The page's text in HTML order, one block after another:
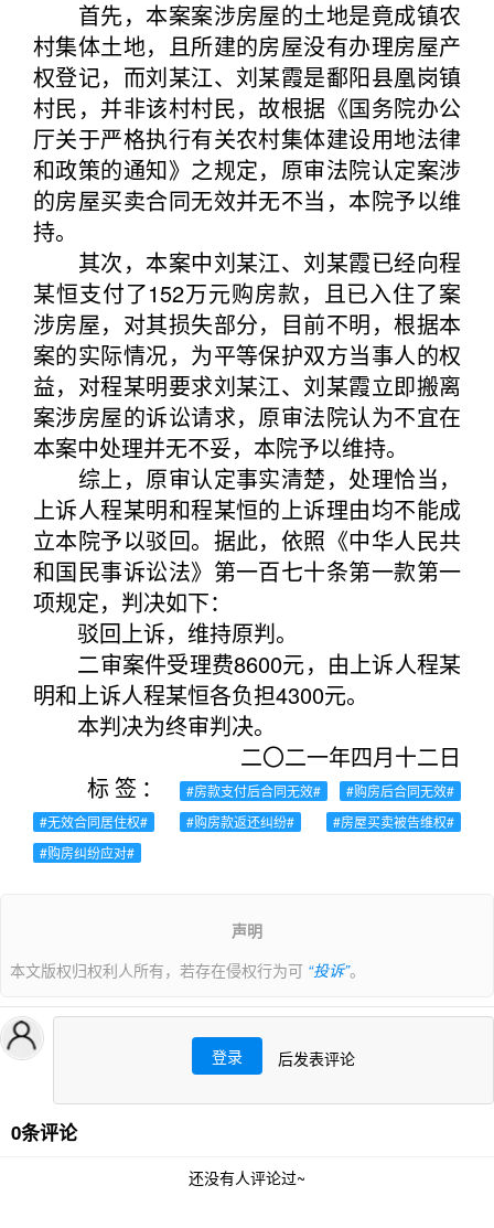
首先，本案案涉房屋的土地是竟成镇农
村集体土地，且所建的房屋没有办理房屋产
权登记，而刘某江、刘某霞是鄱阳县凰岗镇
村民，并非该村村民，故根据《国务院办公
厅关于严格执行有关农村集体建设用地法律
和政策的通知》之规定，原审法院认定案涉
的房屋买卖合同无效并无不当，本院予以维
持。
其次，本案中刘某江、刘某霞已经向程
某恒支付了152万元购房款，且已入住了案
涉房屋，对其损失部分，目前不明，根据本
案的实际情况，为平等保护双方当事人的权
益，对程某明要求刘某江、刘某霞立即搬离
案涉房屋的诉讼请求，原审法院认为不宜在
本案中处理并无不妥，本院予以维持。
综上，原审认定事实清楚，处理恰当，
上诉人程某明和程某恒的上诉理由均不能成
立本院予以驳回。据此，依照《中华人民共
和国民事诉讼法》第一百七十条第一款第一
项规定，判决如下：
驳回上诉，维持原判。
二审案件受理费8600元，由上诉人程某
明和上诉人程某恒各负担4300元。
本判决为终审判决。
二〇二一年四月十二日
标签： #房款支付后合同无效#
#购房后合同无效#
#无效合同居住权#
#购房款返还纠纷#
#房屋买卖被告维权#
#购房纠纷应对#
声明
本文版权归权利人所有，若存在侵权行为可 “投诉”。
登录 后发表评论
0条评论
还没有人评论过~